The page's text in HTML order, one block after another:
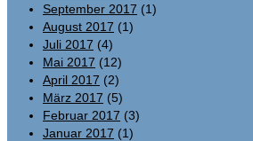
September 2017 (1)
August 2017 (1)
Juli 2017 (4)
Mai 2017 (12)
April 2017 (2)
März 2017 (5)
Februar 2017 (3)
Januar 2017 (1)